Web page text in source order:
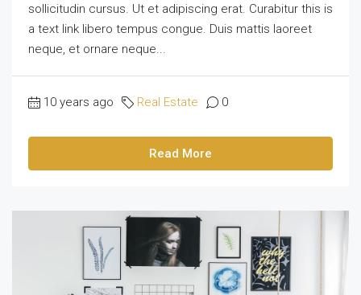
sollicitudin cursus. Ut et adipiscing erat. Curabitur this is
a text link libero tempus congue. Duis mattis laoreet
neque, et ornare neque...
10 years ago Real Estate 0
Read More